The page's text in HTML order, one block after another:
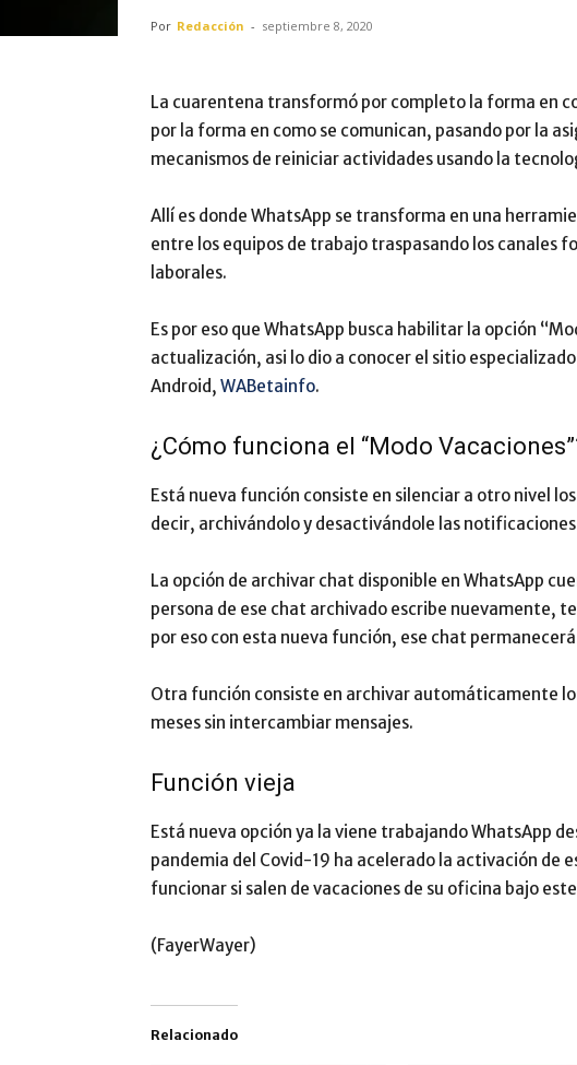
Por Redacción - septiembre 8, 2020
La cuarentena transformó por completo la forma en
por la forma en como se comunican, pasando por la
mecanismos de reiniciar actividades usando la
Allí es donde WhatsApp se transforma en una
entre los equipos de trabajo traspasando los canales
laborales.
Es por eso que WhatsApp busca habilitar la opción
actualización, asi lo dio a conocer el sitio
Android, WABetainfo.
¿Cómo funciona el “Modo
Está nueva función consiste en silenciar a otro nivel
decir, archivándolo y desactivándole las
La opción de archivar chat disponible en WhatsApp
persona de ese chat archivado escribe nuevamente,
por eso con esta nueva función, ese chat
Otra función consiste en archivar automáticamente
meses sin intercambiar mensajes.
Función vieja
Está nueva opción ya la viene trabajando WhatsApp
pandemia del Covid-19 ha acelerado la activación de
funcionar si salen de vacaciones de su oficina bajo
(FayerWayer)
Relacionado